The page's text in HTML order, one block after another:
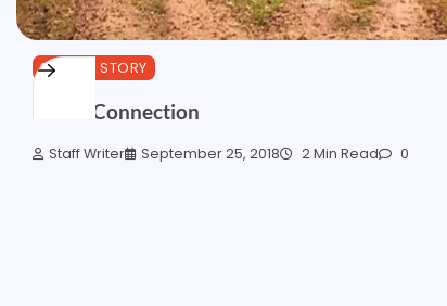
SPECIAL STORY
Cross-Connection
Staff Writer September 25, 2018 2 Min Read 0